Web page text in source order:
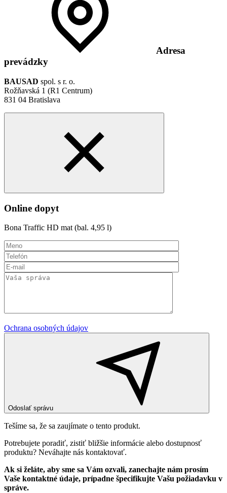
Adresa
prevádzky
BAUSAD spol. s r. o.
Rožňavská 1 (R1 Centrum)
831 04 Bratislava
Online dopyt
Bona Traffic HD mat (bal. 4,95 l)
Ochrana osobných údajov
Odoslať správu
Tešíme sa, že sa zaujímate o tento produkt.
Potrebujete poradiť, zistiť bližšie informácie alebo dostupnosť
produktu? Neváhajte nás kontaktovať.
Ak si želáte, aby sme sa Vám ozvali, zanechajte nám prosím
Vaše kontaktné údaje, prípadne špecifikujte Vašu požiadavku v
správe.